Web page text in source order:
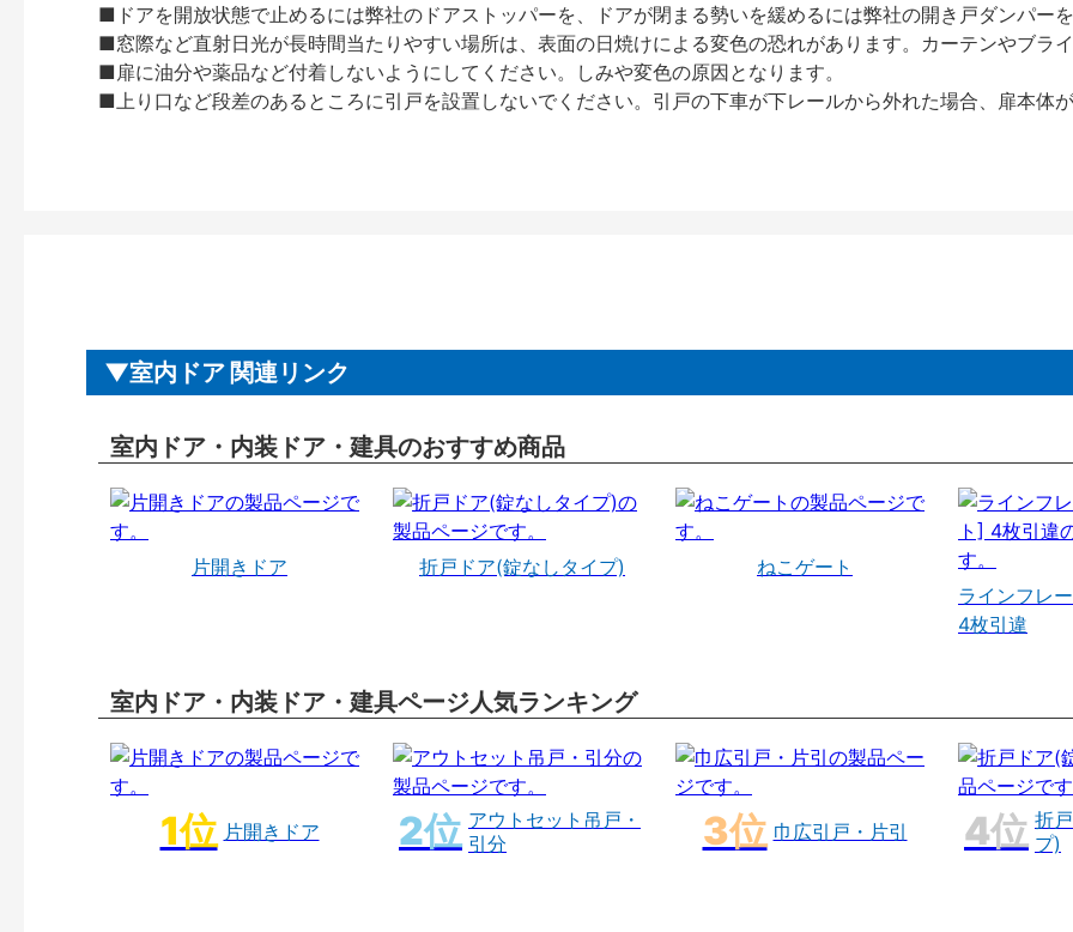
■ドアを開放状態で止めるには弊社のドアストッパーを、ドアが閉まる勢いを緩めるには弊社の開き戸ダンパー
■窓際など直射日光が長時間当たりやすい場所は、表面の日焼けによる変色の恐れがあります。カーテンやブラ
■扉に油分や薬品など付着しないようにしてください。しみや変色の原因となります。
■上り口など段差のあるところに引戸を設置しないでください。引戸の下車が下レールから外れた場合、扉本体
室内ドア 関連リンク
室内ドア・内装ドア・建具のおすすめ商品
片開きドア 折戸ドア(錠なしタイプ)
ねこゲート
ラインフレ
4枚引違
室内ドア・内装ドア・建具ページ人気ランキング
片開きドア
アウトセット吊戸・
引分
巾広引戸・片引
折
プ)